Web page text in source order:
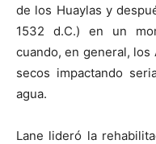
de los Huaylas y
1532 d.C.) en un
cuando, en general,
secos impactando
agua.
Lane lideró la